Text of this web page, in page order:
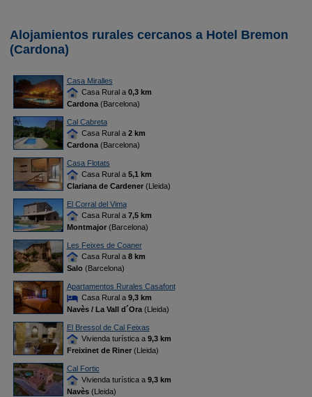
Alojamientos rurales cercanos a Hotel Bremon
(Cardona)
Casa Miralles
Casa Rural a 0,3 km
Cardona(Barcelona)
Cal Cabreta
Casa Rural a 2 km
Cardona(Barcelona)
Casa Flotats
Casa Rural a 5,1 km
Clariana de Cardener(Lleida)
El Corral del Vima
Casa Rural a 7,5 km
Montmajor(Barcelona)
Les Feixes de Coaner
Casa Rural a 8 km
Salo(Barcelona)
Apartamentos Rurales Casafont
Casa Rural a 9,3 km
Navès / La Vall d´Ora(Lleida)
El Bressol de Cal Feixas
Vivienda turística a 9,3 km
Freixinet de Riner(Lleida)
Cal Fortic
Vivienda turística a 9,3 km
Navès(Lleida)